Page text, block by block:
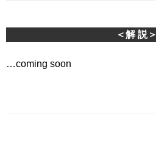
＜解 説＞
…coming soon